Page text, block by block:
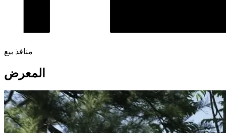
منافذ بيع
المعرض